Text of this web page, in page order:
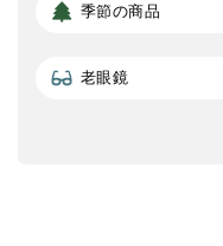
季節の商品
老眼鏡